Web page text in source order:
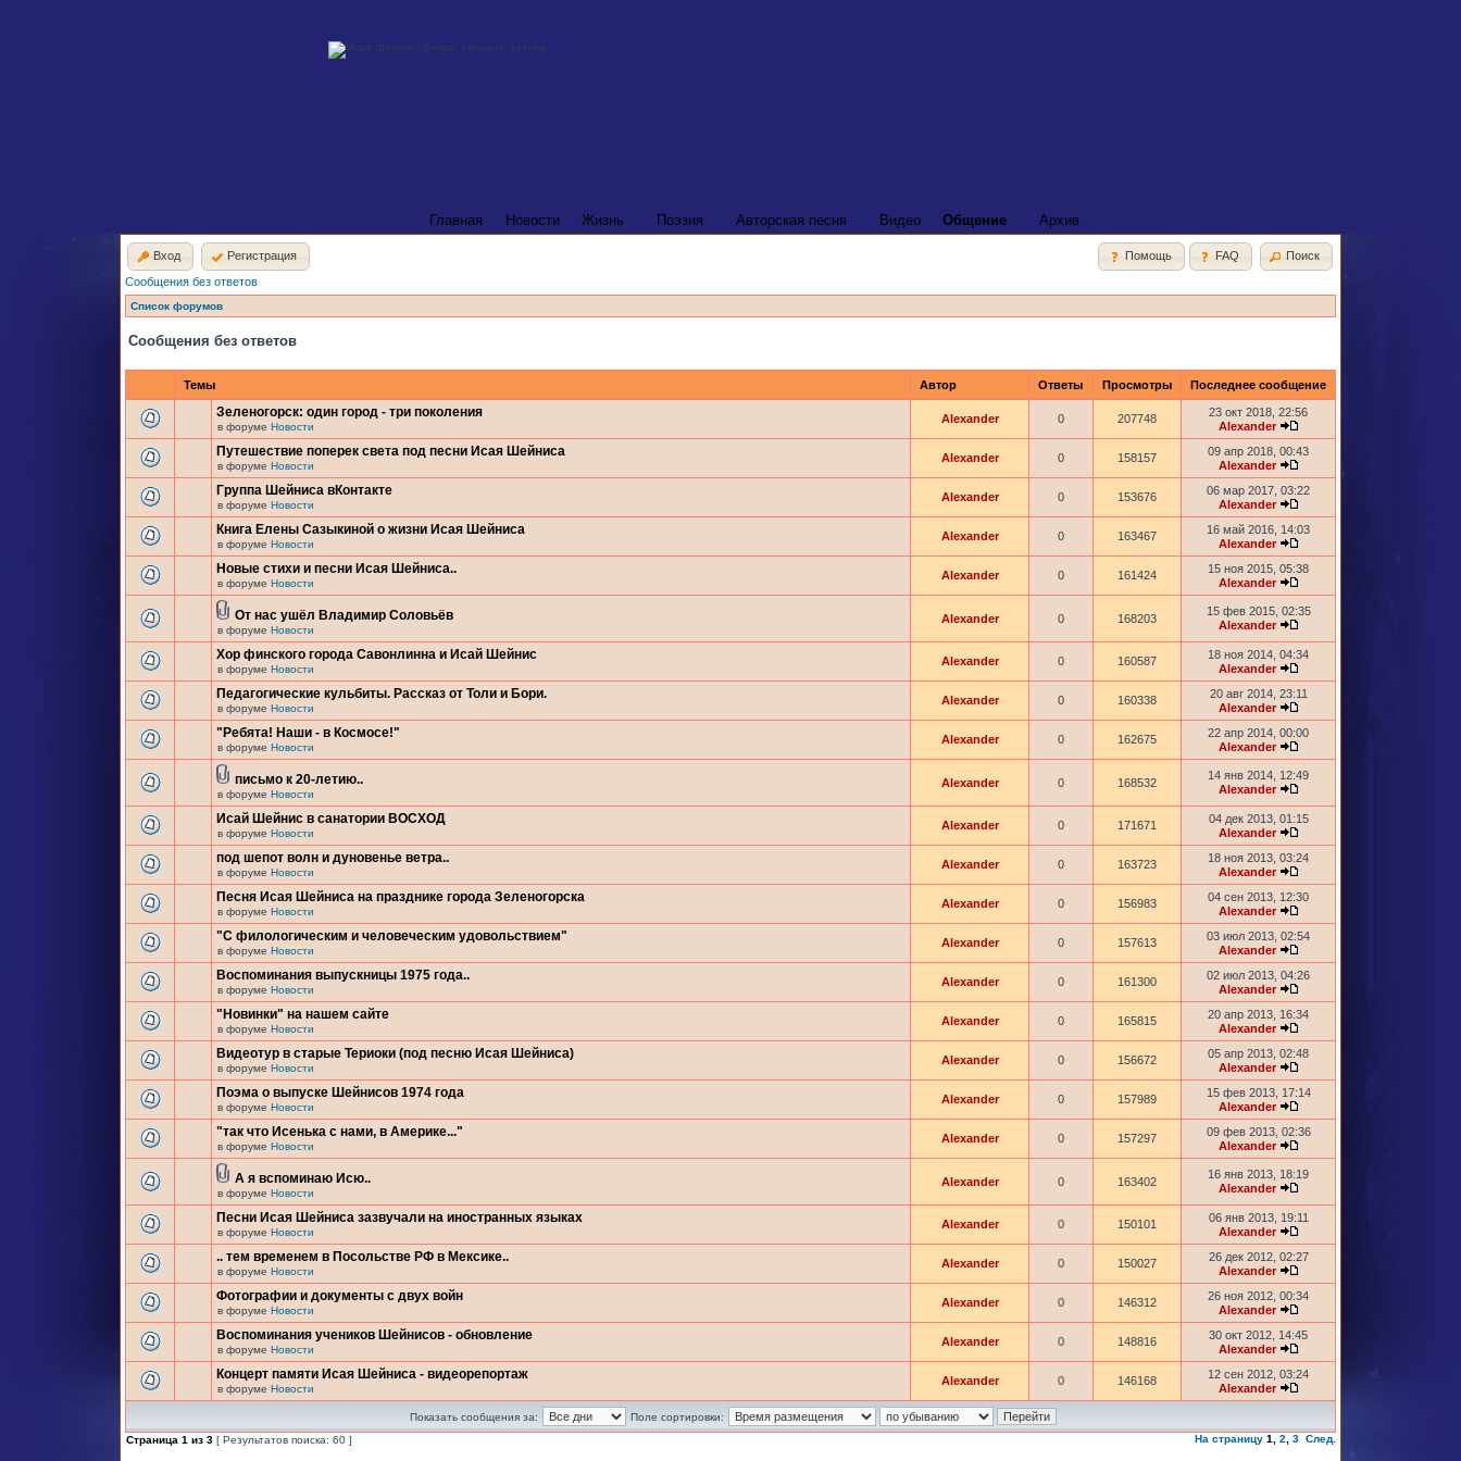
Главная Новости Жизнь Поэзия Авторская песня Видео Общение Архив
Вход Регистрация Помощь FAQ
Поиск
Сообщения без ответов
Список форумов
Сообщения без ответов
Темы Автор Ответы Просмотры Последнее сообщение
Зеленогорск: один город - три поколения
в форуме Новости
Alexander 0 207748
23 окт 2018, 22:56
Alexander
Путешествие поперек света под песни Исая Шейниса
в форуме Новости
Alexander 0 158157
09 апр 2018, 00:43
Alexander
Группа Шейниса вКонтакте
в форуме Новости
Alexander 0 153676
06 мар 2017, 03:22
Alexander
Книга Елены Сазыкиной о жизни Исая Шейниса
в форуме Новости
Alexander 0 163467
16 май 2016, 14:03
Alexander
Новые стихи и песни Исая Шейниса..
в форуме Новости
Alexander 0 161424
15 ноя 2015, 05:38
Alexander
От нас ушёл Владимир Соловьёв
в форуме Новости
Alexander 0 168203
15 фев 2015, 02:35
Alexander
Хор финского города Савонлинна и Исай Шейнис
в форуме Новости
Alexander 0 160587
18 ноя 2014, 04:34
Alexander
Педагогические кульбиты. Рассказ от Толи и Бори.
в форуме Новости
Alexander 0 160338
20 авг 2014, 23:11
Alexander
"Ребята! Наши - в Космосе!"
в форуме Новости
Alexander 0 162675
22 апр 2014, 00:00
Alexander
письмо к 20-летию..
в форуме Новости
Alexander 0 168532
14 янв 2014, 12:49
Alexander
Исай Шейнис в санатории ВОСХОД
в форуме Новости
Alexander 0 171671
04 дек 2013, 01:15
Alexander
под шепот волн и дуновенье ветра..
в форуме Новости
Alexander 0 163723
18 ноя 2013, 03:24
Alexander
Песня Исая Шейниса на празднике города Зеленогорска
в форуме Новости
Alexander 0 156983
04 сен 2013, 12:30
Alexander
"С филологическим и человеческим удовольствием"
в форуме Новости
Alexander 0 157613
03 июл 2013, 02:54
Alexander
Воспоминания выпускницы 1975 года..
в форуме Новости
Alexander 0 161300
02 июл 2013, 04:26
Alexander
"Новинки" на нашем сайте
в форуме Новости
Alexander 0 165815
20 апр 2013, 16:34
Alexander
Видеотур в старые Териоки (под песню Исая Шейниса)
в форуме Новости
Alexander 0 156672
05 апр 2013, 02:48
Alexander
Поэма о выпуске Шейнисов 1974 года
в форуме Новости
Alexander 0 157989
15 фев 2013, 17:14
Alexander
"так что Исенька с нами, в Америке..."
в форуме Новости
Alexander 0 157297
09 фев 2013, 02:36
Alexander
А я вспоминаю Исю..
в форуме Новости
Alexander 0 163402
16 янв 2013, 18:19
Alexander
Песни Исая Шейниса зазвучали на иностранных языках
в форуме Новости
Alexander 0 150101
06 янв 2013, 19:11
Alexander
.. тем временем в Посольстве РФ в Мексике..
в форуме Новости
Alexander 0 150027
26 дек 2012, 02:27
Alexander
Фотографии и документы с двух войн
в форуме Новости
Alexander 0 146312
26 ноя 2012, 00:34
Alexander
Воспоминания учеников Шейнисов - обновление
в форуме Новости
Alexander 0 148816
30 окт 2012, 14:45
Alexander
Концерт памяти Исая Шейниса - видеорепортаж
в форуме Новости
Alexander 0 146168
12 сен 2012, 03:24
Alexander
Показать сообщения за:
Поле сортировки:
Страница 1 из 3 [ Результатов поиска: 60 ] На страницу 1 2 3 След.